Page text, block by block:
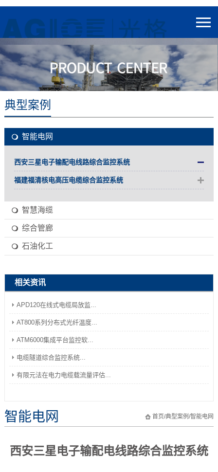
典型案例
智能电网
西安三星电子输配电线路综合监控系统
福建福清核电高压电缆综合监控系统
智慧海缆
综合管廊
石油化工
相关资讯
APD120在线式电缆局放监...
AT800系列分布式光纤温度...
ATM6000集成平台监控软...
电缆隧道综合监控系统...
有限元法在电力电缆载流量评估...
首页/典型案例/智能电网
智能电网
西安三星电子输配电线路综合监控系统